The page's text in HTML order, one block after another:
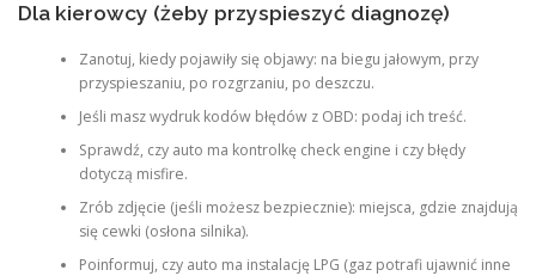
Dla kierowcy (żeby przyspieszyć diagnozę)
Zanotuj, kiedy pojawiły się objawy: na biegu jałowym, przy
przyspieszaniu, po rozgrzaniu, po deszczu.
Jeśli masz wydruk kodów błędów z OBD: podaj ich treść.
Sprawdź, czy auto ma kontrolkę check engine i czy błędy
dotyczą misfire.
Zrób zdjęcie (jeśli możesz bezpiecznie): miejsca, gdzie znajdują
się cewki (osłona silnika).
Poinformuj, czy auto ma instalację LPG (gaz potrafi ujawnić inne